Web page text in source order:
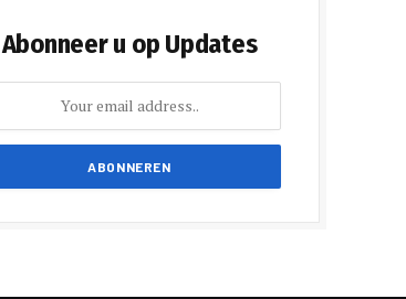
Abonneer u op Updates